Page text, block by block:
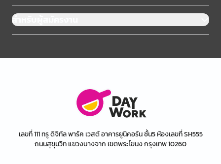
สำหรับผู้สมัครงาน
เลขที่ 111 ทรู ดิจิทัล พาร์ค เวสต์ อาคารยูนิคอร์น ชั้น5 ห้องเลขที่ SH555
ถนนสุขุมวิท แขวงบางจาก เขตพระโขนง กรุงเทพ 10260